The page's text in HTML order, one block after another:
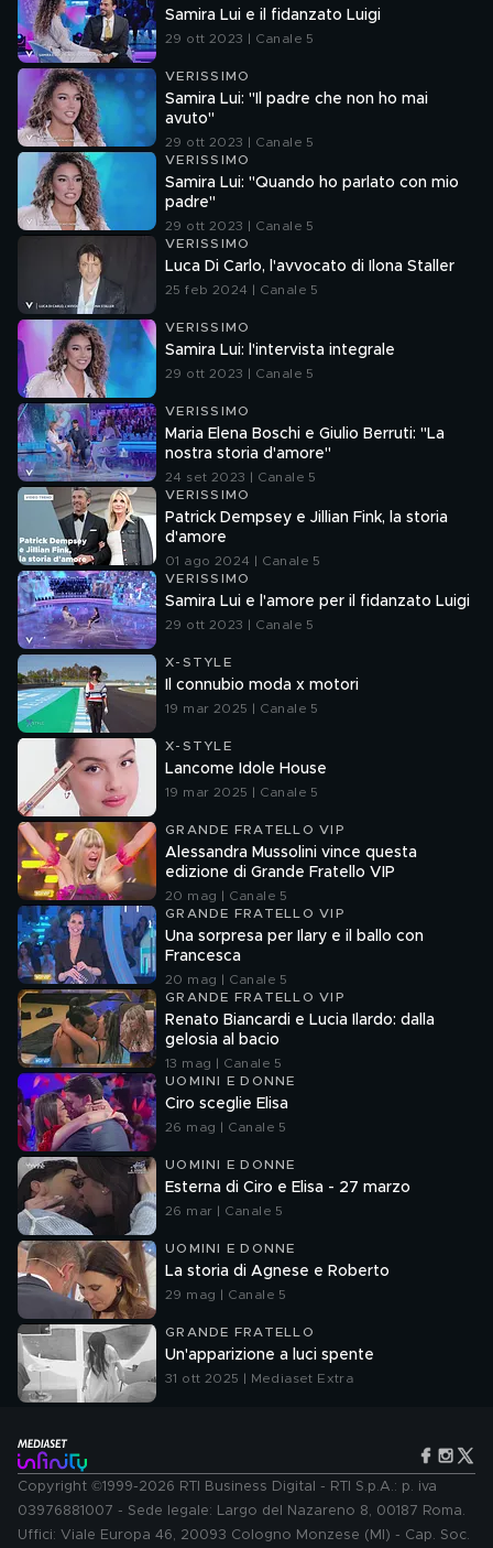
Samira Lui e il fidanzato Luigi
29 ott 2023 | Canale 5
VERISSIMO
Samira Lui: "Il padre che non ho mai
avuto"
29 ott 2023 | Canale 5
VERISSIMO
Samira Lui: "Quando ho parlato con mio
padre"
29 ott 2023 | Canale 5
VERISSIMO
Luca Di Carlo, l'avvocato di Ilona Staller
25 feb 2024 | Canale 5
VERISSIMO
Samira Lui: l'intervista integrale
29 ott 2023 | Canale 5
VERISSIMO
Maria Elena Boschi e Giulio Berruti: "La
nostra storia d'amore"
24 set 2023 | Canale 5
VERISSIMO
Patrick Dempsey e Jillian Fink, la storia
d'amore
01 ago 2024 | Canale 5
VERISSIMO
Samira Lui e l'amore per il fidanzato Luigi
29 ott 2023 | Canale 5
X-STYLE
Il connubio moda x motori
19 mar 2025 | Canale 5
X-STYLE
Lancome Idole House
19 mar 2025 | Canale 5
GRANDE FRATELLO VIP
Alessandra Mussolini vince questa
edizione di Grande Fratello VIP
20 mag | Canale 5
GRANDE FRATELLO VIP
Una sorpresa per Ilary e il ballo con
Francesca
20 mag | Canale 5
GRANDE FRATELLO VIP
Renato Biancardi e Lucia Ilardo: dalla
gelosia al bacio
13 mag | Canale 5
UOMINI E DONNE
Ciro sceglie Elisa
26 mag | Canale 5
UOMINI E DONNE
Esterna di Ciro e Elisa - 27 marzo
26 mar | Canale 5
UOMINI E DONNE
La storia di Agnese e Roberto
29 mag | Canale 5
GRANDE FRATELLO
Un'apparizione a luci spente
31 ott 2025 | Mediaset Extra
Copyright ©1999-2026 RTI Business Digital - RTI S.p.A.: p. iva
03976881007 - Sede legale: Largo del Nazareno 8, 00187 Roma.
Uffici: Viale Europa 46, 20093 Cologno Monzese (MI) - Cap. Soc.